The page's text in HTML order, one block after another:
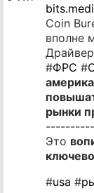
Coin
вполне
#ФРС #
рынки
Это
#usa #